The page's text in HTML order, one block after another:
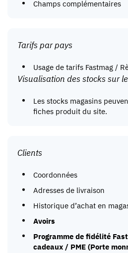
Champs complémentaires
Tarifs par pays
Usage de tarifs Fastmag /
Visualisation des stocks sur
Les stocks magasins
fiches produit du site.
Clients
Coordonnées
Adresses de livraison
Historique d’achat en
Avoirs
Programme de fidélité
cadeaux / PME (Porte